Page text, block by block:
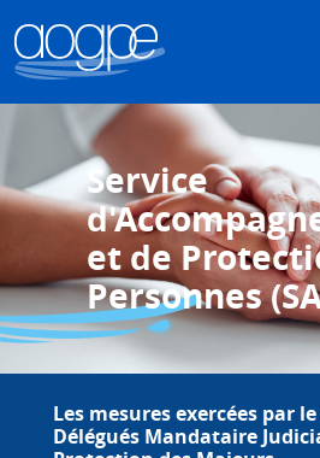
Service
et de
Personnes
Les mesures exercées par
Délégués Mandataire